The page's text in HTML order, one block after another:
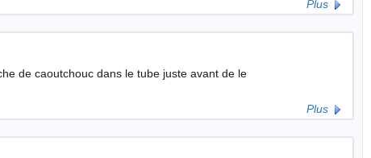
Plus
de caoutchouc dans le tube juste avant de le
Plus